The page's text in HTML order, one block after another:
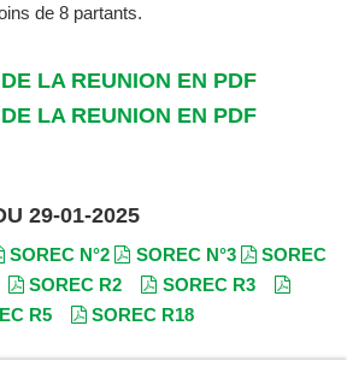
de 8 partants.
LA REUNION EN PDF
LA REUNION EN PDF
29-01-2025
SOREC N°2 SOREC N°3
SOREC
SOREC R2
SOREC R3
R5 SOREC R18